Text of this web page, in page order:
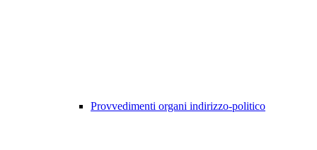
Provvedimenti organi indirizzo-politico